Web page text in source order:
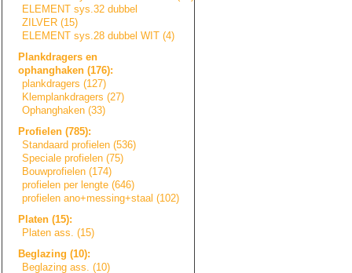
ELEMENT sys.32 dubbel
ZILVER (15)
ELEMENT sys.28 dubbel WIT (4)
Plankdragers en
ophanghaken (176):
plankdragers (127)
Klemplankdragers (27)
Ophanghaken (33)
Profielen (785):
Standaard profielen (536)
Speciale profielen (75)
Bouwprofielen (174)
profielen per lengte (646)
profielen ano+messing+staal (102)
Platen (15):
Platen ass. (15)
Beglazing (10):
Beglazing ass. (10)